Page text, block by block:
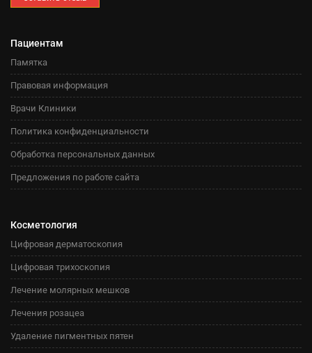
Пациентам
Памятка
Правовая информация
Врачи Клиники
Политика конфиденциальности
Обработка персональных данных
Предложения по работе сайта
Косметология
Цифровая дерматоскопия
Цифровая трихоскопия
Лечение молярных мешков
Лечения розацеа
Удаление пигментных пятен